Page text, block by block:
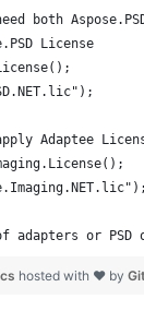
both
License
Adaptee
adapters or
hosted with ❤ by